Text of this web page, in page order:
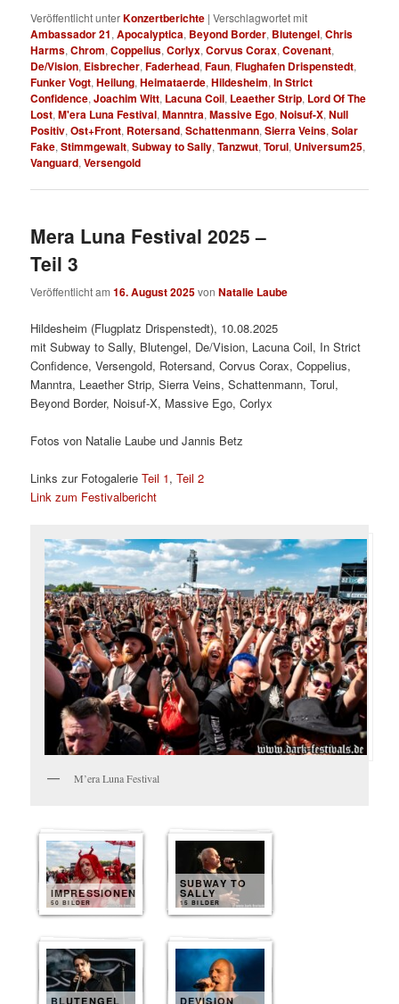
Veröffentlicht unterKonzertberichte |Verschlagwortet mit
Ambassador 21,Apocalyptica, Beyond Border, Blutengel,Chris
Harms,Chrom,Coppelius,Corlyx,Corvus Corax,Covenant,
De/Vision, Eisbrecher,Faderhead,Faun,Flughafen Drispenstedt,
Funker Vogt,Heilung,Heimataerde,Hildesheim,In Strict
Confidence,Joachim Witt, Lacuna Coil, Leaether Strip, Lord Of The
Lost,M'era Luna Festival,Manntra,Massive Ego,Noisuf-X,Null
Positiv,Ost+Front, Rotersand,Schattenmann,Sierra Veins,Solar
Fake,Stimmgewalt,Subway to Sally,Tanzwut,Torul, Universum25,
Vanguard,Versengold
Mera Luna Festival 2025 –
Teil 3
Veröffentlicht am16. August 2025vonNatalie Laube
Hildesheim (Flugplatz Drispenstedt), 10.08.2025
mit Subway to Sally, Blutengel, De/Vision, Lacuna Coil, In Strict
Confidence, Versengold, Rotersand, Corvus Corax, Coppelius,
Manntra, Leaether Strip, Sierra Veins, Schattenmann, Torul,
Beyond Border, Noisuf-X, Massive Ego, Corlyx
Fotos von Natalie Laube und Jannis Betz
Links zur FotogalerieTeil 1,Teil 2
Link zum Festivalbericht
M’era Luna Festival
IMPRESSIONEN
50 BILDER
SUBWAY TO
SALLY
15 BILDER
BLUTENGEL DEVISION